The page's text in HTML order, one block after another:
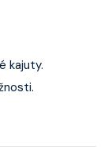
kajuty.